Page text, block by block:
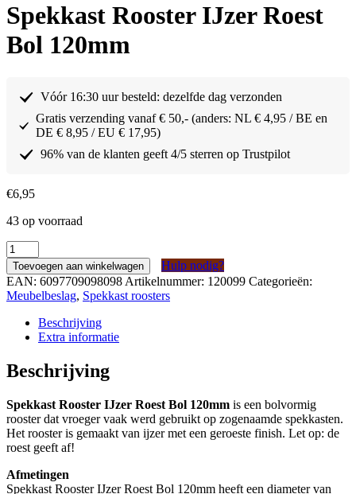
Spekkast Rooster IJzer Roest
Bol 120mm
Vóór 16:30 uur besteld: dezelfde dag verzonden
Gratis verzending vanaf € 50,- (anders: NL € 4,95 / BE en
DE € 8,95 / EU € 17,95)
96% van de klanten geeft 4/5 sterren op Trustpilot
€6,95
43 op voorraad
Spekkast
Rooster
IJzer
Roest
Bol
120mm
aantal
Toevoegen aan winkelwagen
Hulp nodig?
EAN: 6097709098098 Artikelnummer: 120099 Categorieën:
Meubelbeslag, Spekkast roosters
Beschrijving
Extra informatie
Beschrijving
Spekkast Rooster IJzer Roest Bol 120mm is een bolvormig
rooster dat vroeger vaak werd gebruikt op zogenaamde spekkasten.
Het rooster is gemaakt van ijzer met een geroeste finish. Let op: de
roest geeft af!
Afmetingen
Spekkast Rooster IJzer Roest Bol 120mm heeft een diameter van